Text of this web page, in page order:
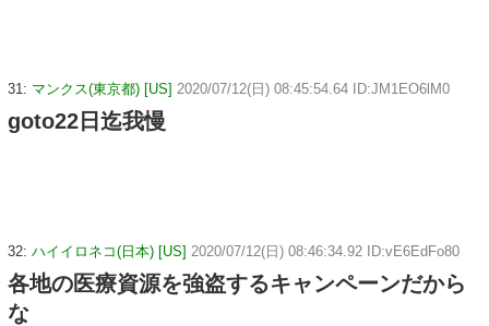
31: マンクス(東京都) [US] 2020/07/12(日) 08:45:54.64 ID:JM1EO6lM0
goto22日迄我慢
32: ハイイロネコ(日本) [US] 2020/07/12(日) 08:46:34.92 ID:vE6EdFo80
各地の医療資源を強盗するキャンペーンだから
な